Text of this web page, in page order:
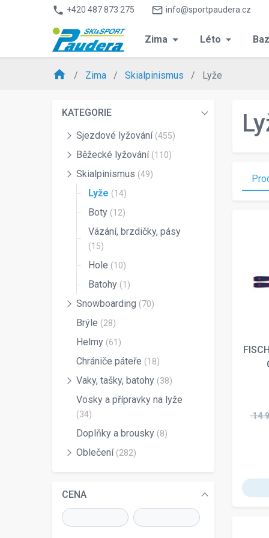
phone +420 487 873 275 mail_outline info@sportpaudera.cz
Zima Léto
home Zima Skialpinismus Lyže
KATEGORIE
Sjezdové lyžování (455)
Běžecké lyžování (110)
Skialpinismus (49)
Lyže (14)
Boty (12)
Vázání, brzdičky, pásy
(15)
Hole (10)
Batohy (1)
Snowboarding (70)
Brýle (28)
Helmy (61)
Chrániče páteře (18)
Vaky, tašky, batohy (38)
Vosky a přípravky na lyže
(34)
Doplňky a brousky (8)
Oblečení (282)
CENA
14